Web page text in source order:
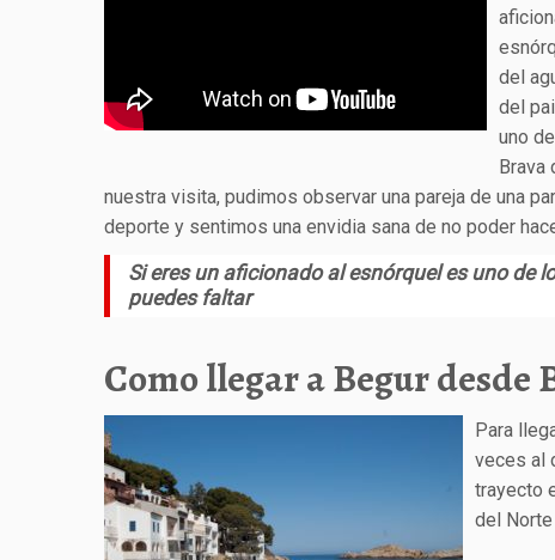
del
del
uno
Brava
nuestra visita, pudimos observar una pareja de una
deporte y sentimos una envidia sana de no poder
Si eres un aficionado al esnórquel es uno de
puedes faltar
Como llegar a Begur desde
Para
veces al
trayecto
del